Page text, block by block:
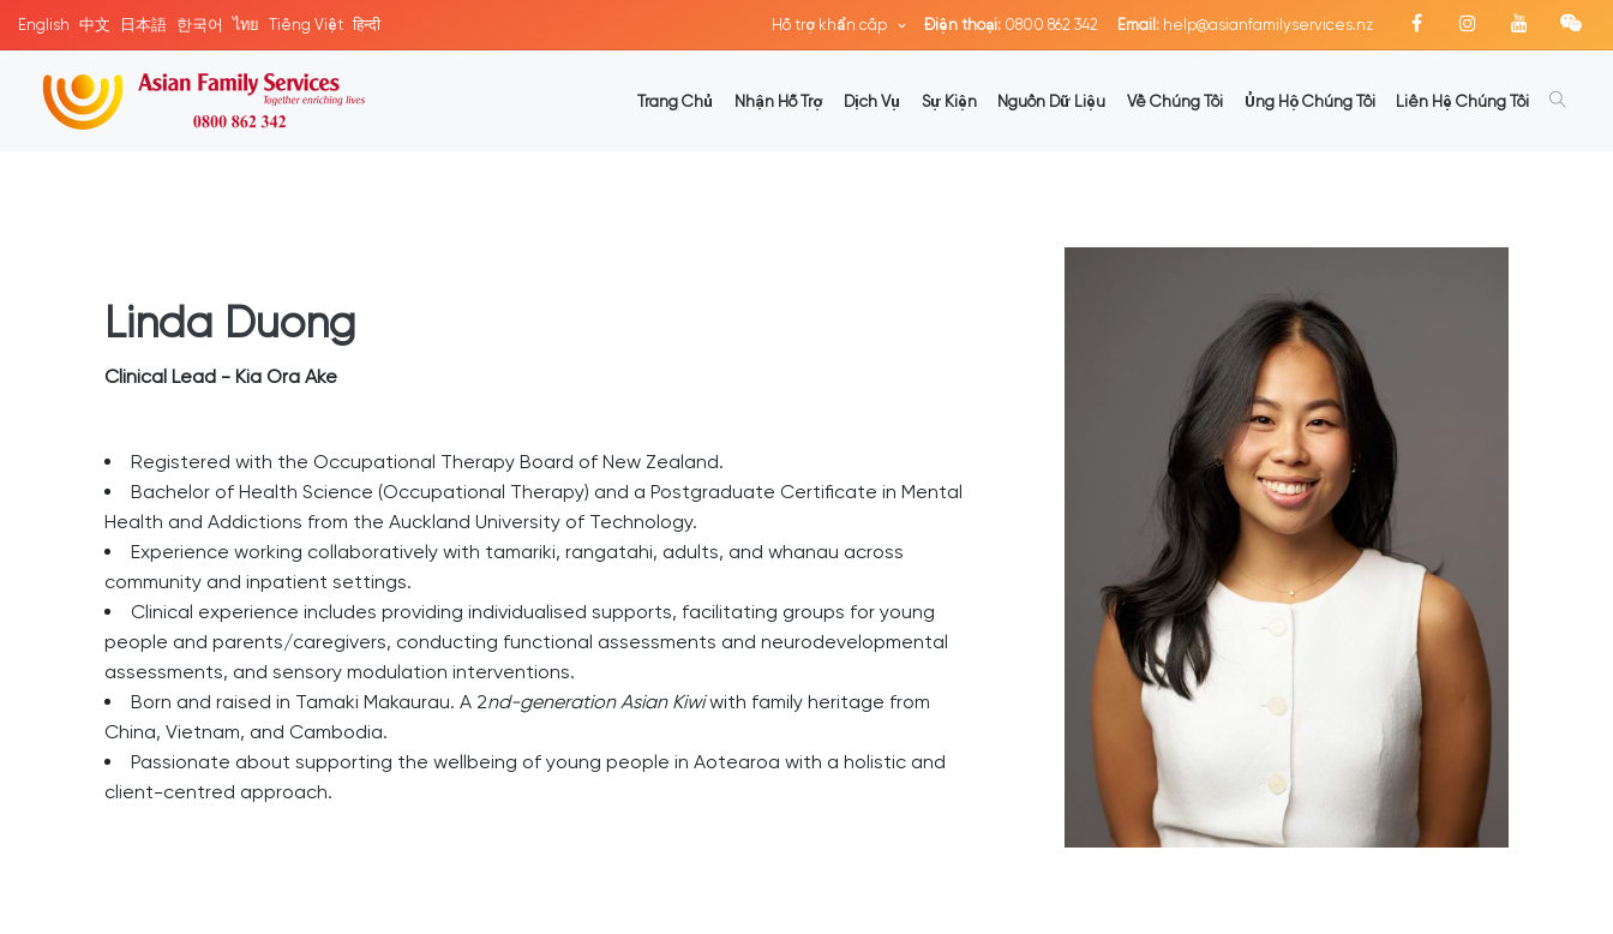
English 中文 日本語 한국어 ไทย Tiếng Việt हिन्दी Hỗ trợ khẩn cấp Điện thoại: 0800 862 342 Email: help@asianfamilyservices.nz
Trang Chủ Nhận Hỗ Trợ Dịch Vụ Sự Kiện Nguồn Dữ Liệu Về Chúng Tôi Ủng Hộ Chúng Tôi Liên Hệ Chúng Tôi
Linda Duong
Clinical Lead - Kia Ora Ake
Registered with the Occupational Therapy Board of New Zealand.
Bachelor of Health Science (Occupational Therapy) and a Postgraduate Certificate in Mental
Health and Addictions from the Auckland University of Technology.
Experience working collaboratively with tamariki, rangatahi, adults, and whanau across
community and inpatient settings.
Clinical experience includes providing individualised supports, facilitating groups for young
people and parents/caregivers, conducting functional assessments and neurodevelopmental
assessments, and sensory modulation interventions.
Born and raised in Tamaki Makaurau. A 2nd-generation Asian Kiwiwith family heritage from
China, Vietnam, and Cambodia.
Passionate about supporting the wellbeing of young people in Aotearoa with a holistic and
client-centred approach.